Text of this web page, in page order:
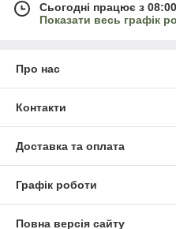
Сьогодні працює з
Показати весь графік
Про нас
Контакти
Доставка та оплата
Графік роботи
Повна версія сайту